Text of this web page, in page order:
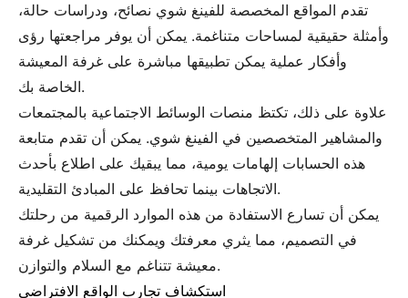
تقدم المواقع المخصصة للفينغ شوي نصائح، ودراسات حالة،
وأمثلة حقيقية لمساحات متناغمة. يمكن أن يوفر مراجعتها رؤى
وأفكار عملية يمكن تطبيقها مباشرة على غرفة المعيشة
الخاصة بك.
علاوة على ذلك، تكتظ منصات الوسائط الاجتماعية بالمجتمعات
والمشاهير المتخصصين في الفينغ شوي. يمكن أن تقدم متابعة
هذه الحسابات إلهامات يومية، مما يبقيك على اطلاع بأحدث
الاتجاهات بينما تحافظ على المبادئ التقليدية.
يمكن أن تسارع الاستفادة من هذه الموارد الرقمية من رحلتك
في التصميم، مما يثري معرفتك ويمكنك من تشكيل غرفة
معيشة تتناغم مع السلام والتوازن.
استكشاف تجارب الواقع الافتراضي